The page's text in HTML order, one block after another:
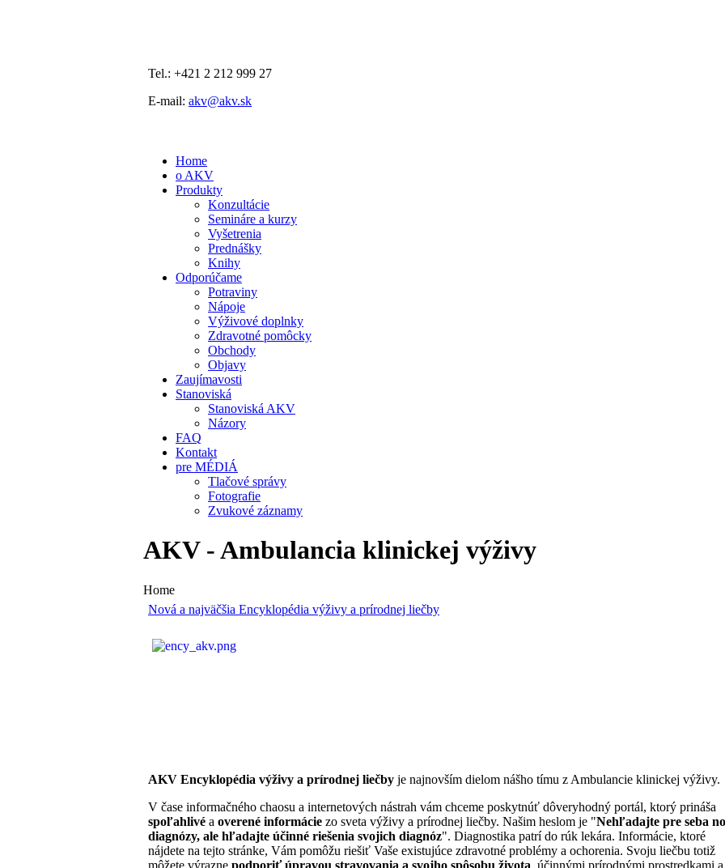
Tel.: +421 2 212 999 27
E-mail: akv@akv.sk
Home
o AKV
Produkty
Konzultácie
Semináre a kurzy
Vyšetrenia
Prednášky
Knihy
Odporúčame
Potraviny
Nápoje
Výživové doplnky
Zdravotné pomôcky
Obchody
Objavy
Zaujímavosti
Stanoviská
Stanoviská AKV
Názory
FAQ
Kontakt
pre MÉDIÁ
Tlačové správy
Fotografie
Zvukové záznamy
AKV - Ambulancia klinickej výživy
Home
Nová a najväčšia Encyklopédia výživy a prírodnej liečby
AKV Encyklopédia výživy a prírodnej liečby je najnovším dielom nášho tímu z Ambulancie klinickej výživy.
V čase informačného chaosu a internetových nástrah vám chceme poskytnúť dôveryhodný portál, ktorý prináša
spoľahlivé a overené informácie zo sveta výživy a prírodnej liečby. Našim heslom je "Nehľadajte pre seba
diagnózy, ale hľadajte účinné riešenia svojich diagnóz". Diagnostika patrí do rúk lekára. Informácie, ktoré
nájdete na tejto stránke, Vám pomôžu riešiť Vaše existujúce zdravotné problémy a ochorenia. Svoju liečbu totiž
môžete výrazne podporiť úpravou stravovania a svojho spôsobu života, účinnými prírodnými prostredkami a